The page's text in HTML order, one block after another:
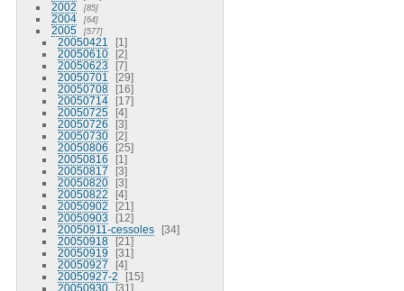
2002 85
2004 64
2005 577
20050421
1
20050610
2
20050623
7
20050701
29
20050708
16
20050714
17
20050725
4
20050726
3
20050730
2
20050806
25
20050816
1
20050817
3
20050820
3
20050822
4
20050902
21
20050903
12
20050911-cessoles
34
20050918
21
20050919
31
20050927
4
20050927-2
15
20050930
31